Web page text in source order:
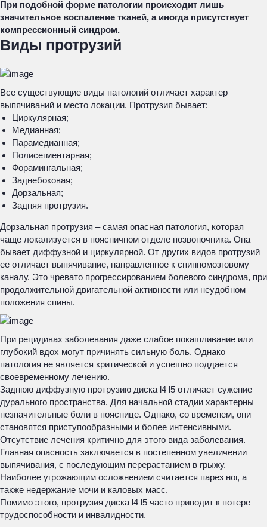
При подобной форме патологии происходит лишь
значительное воспаление тканей, а иногда присутствует
компрессионный синдром.
Виды протрузий
Все существующие виды патологий отличает характер
выпячиваний и место локации. Протрузия бывает:
Циркулярная;
Медианная;
Парамедианная;
Полисегментарная;
Форамингальная;
Заднебоковая;
Дорзальная;
Задняя протрузия.
Дорзальная протрузия – самая опасная патология, которая
чаще локализуется в поясничном отделе позвоночника. Она
бывает диффузной и циркулярной. От других видов протрузий
ее отличает выпячивание, направленное к спинномозговому
каналу. Это чревато прогрессированием болевого синдрома, при
продолжительной двигательной активности или неудобном
положения спины.
При рецидивах заболевания даже слабое покашливание или
глубокий вдох могут причинять сильную боль. Однако
патология не является критической и успешно поддается
своевременному лечению.
Заднюю диффузную протрузию диска l4 l5 отличает сужение
дурального пространства. Для начальной стадии характерны
незначительные боли в пояснице. Однако, со временем, они
становятся приступообразными и более интенсивными.
Отсутствие лечения критично для этого вида заболевания.
Главная опасность заключается в постепенном увеличении
выпячивания, с последующим перерастанием в грыжу.
Наиболее угрожающим осложнением считается парез ног, а
также недержание мочи и каловых масс.
Помимо этого, протрузия диска l4 l5 часто приводит к потере
трудоспособности и инвалидности.